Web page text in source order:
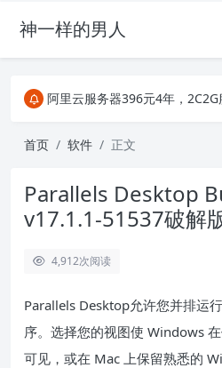
神一样的男人
阿里云服务器396元4年，2C2G
关注Telegram频道有新消息第
阿里云服务器396元4年，2C2G
首页 软件 正文
Parallels Desktop
v17.1.1-51537破解
4,912次阅读
Parallels Desktop允许您并排运
序。选择您的视图使 Windows
可见，或在 Mac 上保留熟悉的